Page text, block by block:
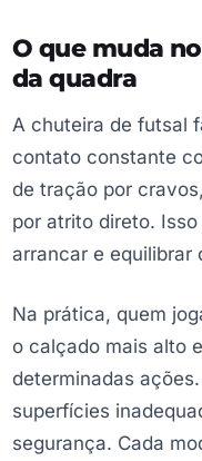
O que muda
da quadra
A chuteira de futsal
contato constante
de tração por
por atrito direto.
arrancar e equilibrar
Na prática, quem
o calçado mais alto
determinadas
superfícies
segurança. Cada